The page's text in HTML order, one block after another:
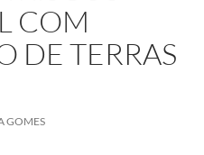
COM
DE TERRAS
GOMES